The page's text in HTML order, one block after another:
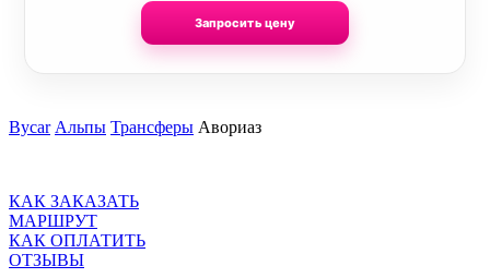
Запросить цену
Bycar Альпы Трансферы Авориаз
КАК ЗАКАЗАТЬ
МАРШРУТ
КАК ОПЛАТИТЬ
ОТЗЫВЫ